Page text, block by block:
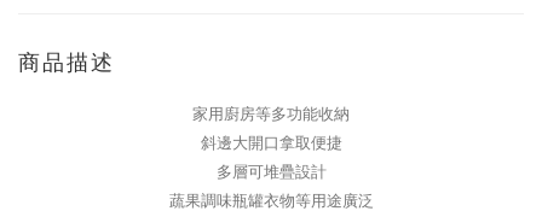
商品描述
家用廚房等多功能收納
斜邊大開口拿取便捷
多層可堆疊設計
蔬果調味瓶罐衣物等用途廣泛